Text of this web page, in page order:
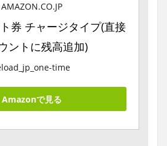
AMAZON.CO.JP
券 チャージタイプ(直接
ントに残高追加)
time
Amazonで見る